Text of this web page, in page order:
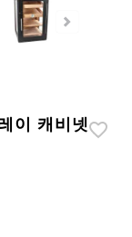
이 캐비넷